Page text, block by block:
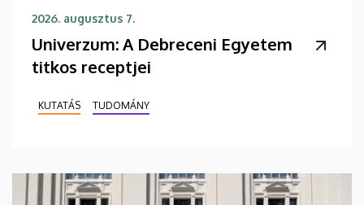
2026. augusztus 7.
Univerzum: A Debreceni Egyetem
titkos receptjei
KUTATÁS TUDOMÁNY